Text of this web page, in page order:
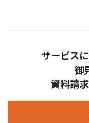
サービス
御
資料請